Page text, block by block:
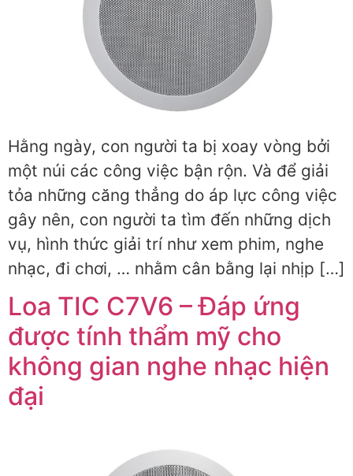
Hằng ngày, con người ta bị xoay vòng bởi
một núi các công việc bận rộn. Và để giải
tỏa những căng thẳng do áp lực công việc
gây nên, con người ta tìm đến những dịch
vụ, hình thức giải trí như xem phim, nghe
nhạc, đi chơi, … nhằm cân bằng lại nhịp […]
Loa TIC C7V6 – Đáp ứng
được tính thẩm mỹ cho
không gian nghe nhạc hiện
đại